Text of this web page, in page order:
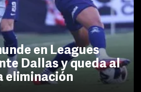
en Leagues
Dallas y queda al
eliminación